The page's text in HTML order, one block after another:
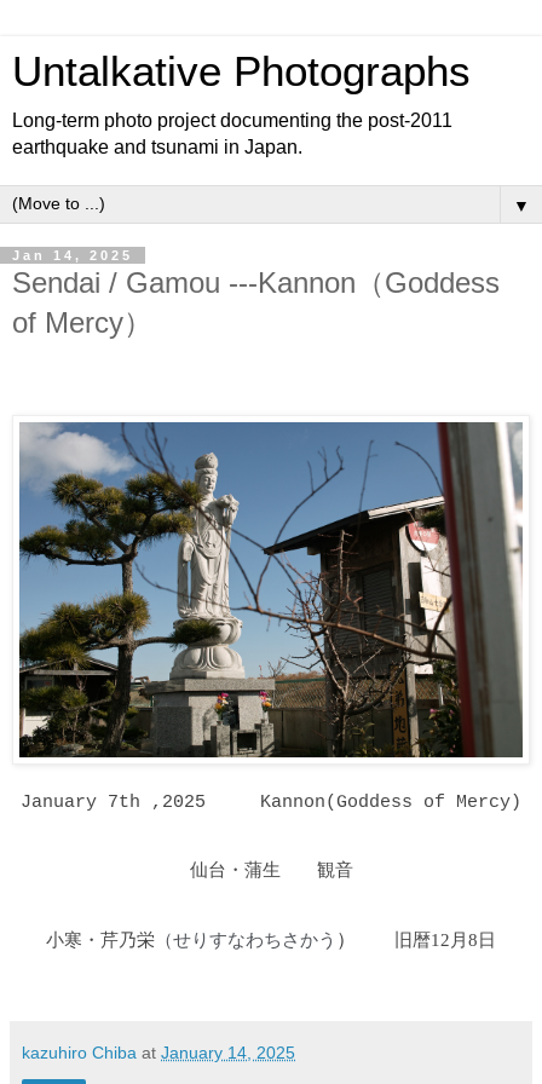
Untalkative Photographs
Long-term photo project documenting the post-2011
earthquake and tsunami in Japan.
▼
Jan 14, 2025
Sendai / Gamou ---Kannon（Goddess
of Mercy）
January 7th ,2025 Kannon(Goddess of Mercy)
仙台・蒲生 観音
小寒・芹乃栄 （せりすなわちさかう ） 旧暦12月8日
kazuhiro Chiba at January 14, 2025